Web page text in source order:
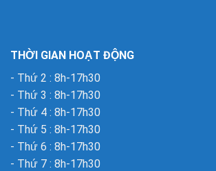
THỜI GIAN HOẠT ĐỘNG
- Thứ 2 : 8h-17h30
- Thứ 3 : 8h-17h30
- Thứ 4 : 8h-17h30
- Thứ 5 : 8h-17h30
- Thứ 6 : 8h-17h30
- Thứ 7 : 8h-17h30